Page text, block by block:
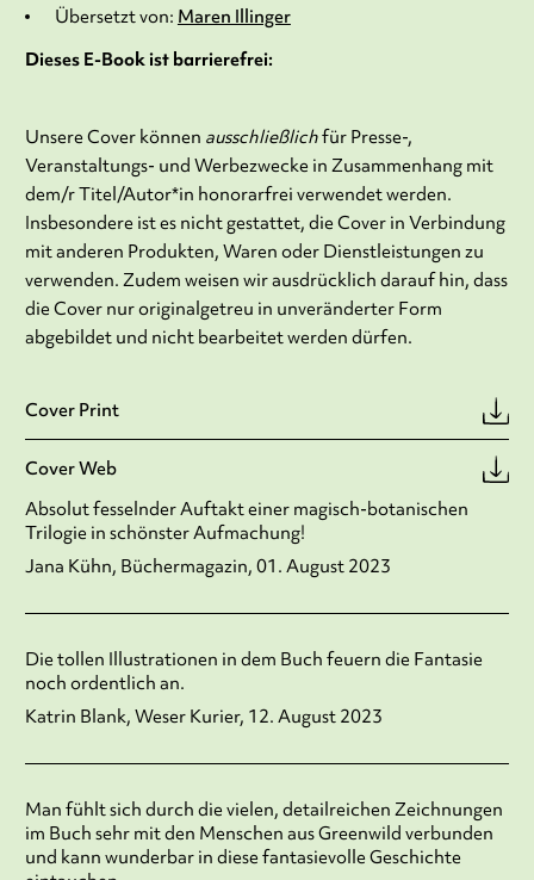
Übersetzt von: Maren Illinger
Dieses E-Book ist barrierefrei:
Unsere Cover können ausschließlichfür Presse-,
Veranstaltungs- und Werbezwecke in Zusammenhang mit
dem/r Titel/Autor*in honorarfrei verwendet werden.
Insbesondere ist es nicht gestattet, die Cover in Verbindung
mit anderen Produkten, Waren oder Dienstleistungen zu
verwenden. Zudem weisen wir ausdrücklich darauf hin, dass
die Cover nur originalgetreu in unveränderter Form
abgebildet und nicht bearbeitet werden dürfen.
Cover Print
Cover Web
Absolut fesselnder Auftakt einer magisch-botanischen
Trilogie in schönster Aufmachung!
Jana Kühn, Büchermagazin, 01. August 2023
Die tollen Illustrationen in dem Buch feuern die Fantasie
noch ordentlich an.
Katrin Blank, Weser Kurier, 12. August 2023
Man fühlt sich durch die vielen, detailreichen Zeichnungen
im Buch sehr mit den Menschen aus Greenwild verbunden
und kann wunderbar in diese fantasievolle Geschichte